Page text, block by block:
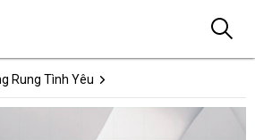
Rung Tình Yêu